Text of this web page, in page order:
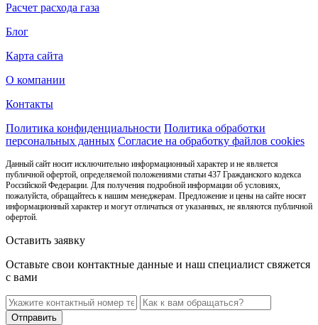
Расчет расхода газа
Блог
Карта сайта
О компании
Контакты
Политика конфиденциальности Политика обработки
персональных данных Согласие на обработку файлов cookies
Данный сайт носит исключительно информационный характер и не является
публичной офертой, определяемой положениями статьи 437 Гражданского кодекса
Российской Федерации. Для получения подробной информации об условиях,
пожалуйста, обращайтесь к нашим менеджерам. Предложение и цены на сайте носят
информационный характер и могут отличаться от указанных, не являются публичной
офертой.
Оставить заявку
Оставьте свои контактные данные и наш специалист свяжется
с вами